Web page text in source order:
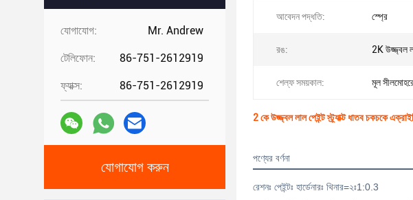
যোগাযোগ: Mr. Andrew
টেলিফোন: 86-751-2612919
ফ্যাক্স: 86-751-2612919
যোগাযোগ করুন
আবেদন পদ্ধতি: স্প্রে
রঙ: 2K উজ্জ্বল
শেল্ফ সময়কাল: মূল
2 কে উজ্জ্বল লাল পেইন্ট স্ট্র্যাক্ট ধাতব চকচকে
পণ্যের বর্ণনা
রেশনঃ পেইন্টঃ হার্ডেনারঃ থিনার=২ঃ1:0.3